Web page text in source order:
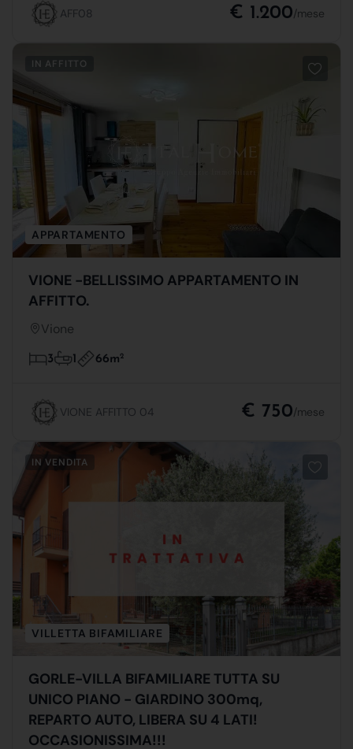
AFF08 € 1.200/mese
IN AFFITTO
APPARTAMENTO
VIONE -BELLISSIMO APPARTAMENTO IN
AFFITTO.
Vione
3 1 66m2
VIONE AFFITTO 04 € 750/mese
IN VENDITA
VILLETTA BIFAMILIARE
GORLE-VILLA BIFAMILIARE TUTTA SU
UNICO PIANO - GIARDINO 300mq,
REPARTO AUTO, LIBERA SU 4 LATI!
OCCASIONISSIMA!!!